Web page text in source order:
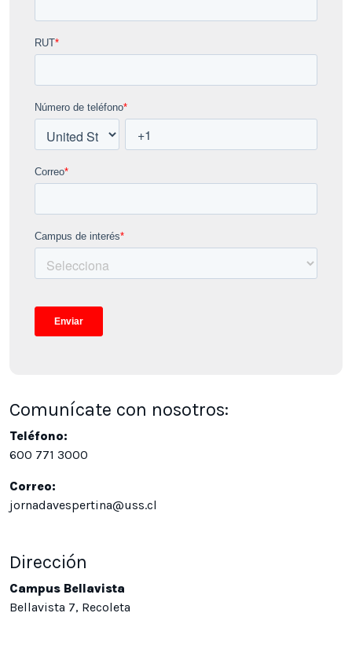
Comunícate con nosotros:
Teléfono:
600 771 3000
Correo:
jornadavespertina@uss.cl
Dirección
Campus Bellavista
Bellavista 7, Recoleta